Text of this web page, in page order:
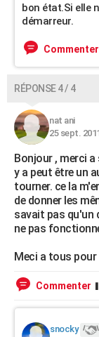
bon état.Si elle
démarreur.
Commenter
RÉPONSE 4 / 4
nat ani
25 sept.
Bonjour , merci
y a peut être un
tourner. ce la
de donner les
savait pas qu'un
ne pas
Meci a tous pour
Commenter
snocky